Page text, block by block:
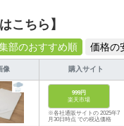
こちら】
部のおすすめ順 価格の
像 購入サイト
999円
楽天市場
※各社通販サイトの 2025年7
月30日時点 での税込価格